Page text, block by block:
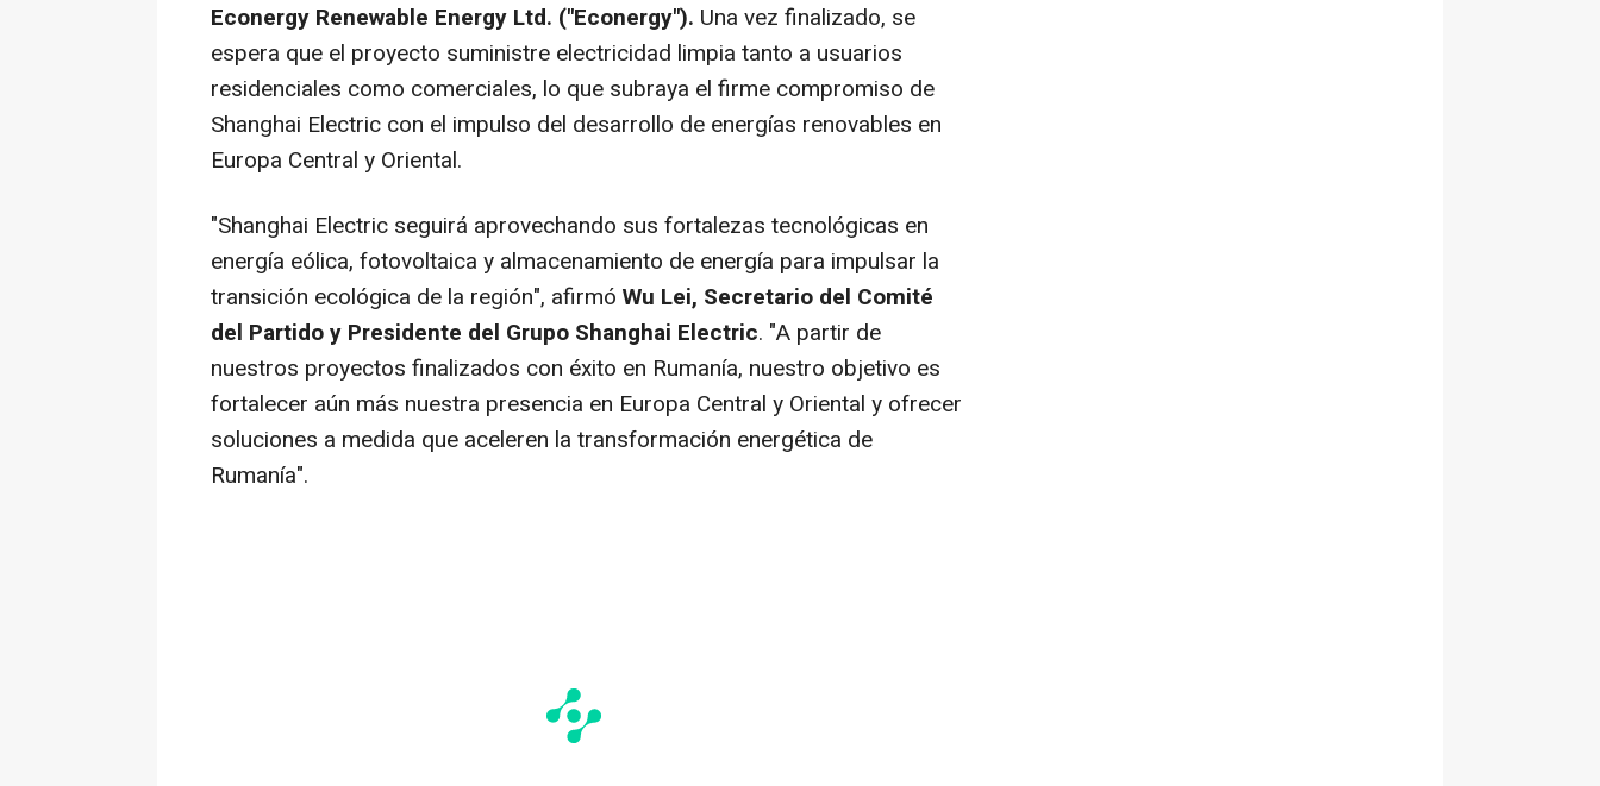
Econergy Renewable Energy Ltd. ("Econergy"). Una vez finalizado, se
espera que el proyecto suministre electricidad limpia tanto a usuarios
residenciales como comerciales, lo que subraya el firme compromiso de
Shanghai Electric con el impulso del desarrollo de energías renovables en
Europa Central y Oriental.
"Shanghai Electric seguirá aprovechando sus fortalezas tecnológicas en
energía eólica, fotovoltaica y almacenamiento de energía para impulsar la
transición ecológica de la región", afirmó Wu Lei, Secretario del Comité
del Partido y Presidente del Grupo Shanghai Electric. "A partir de
nuestros proyectos finalizados con éxito en Rumanía, nuestro objetivo es
fortalecer aún más nuestra presencia en Europa Central y Oriental y ofrecer
soluciones a medida que aceleren la transformación energética de
Rumanía".